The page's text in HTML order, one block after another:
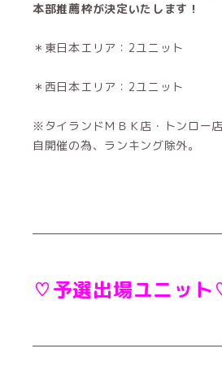
本部推薦枠が決定いたします！
＊東日本エリア：2ユニット
＊西日本エリア：2ユニット
※タイランドＭＢＫ店・トンロー
自開催の為、ランキング除外。
♡予選出場ユニッ